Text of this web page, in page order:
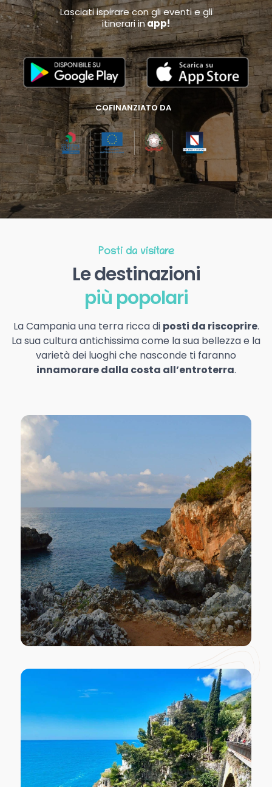
Lasciati ispirare con gli eventi e gli
itinerari inapp!
COFINANZIATO DA
Posti da visitare
Le destinazioni
più popolari
La Campania una terra ricca di posti da riscoprire.
La sua cultura antichissima come la sua bellezza e la
varietà dei luoghi che nasconde ti faranno
innamorare dalla costa all’entroterra.